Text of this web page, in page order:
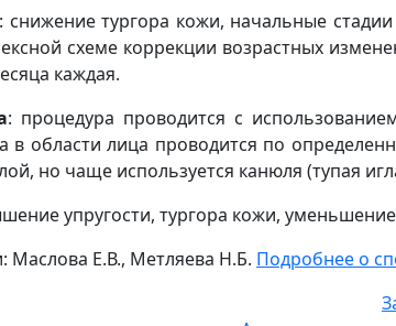
: снижение тургора кожи, начальные
схеме коррекции возрастных
каждая.
: процедура проводится с
в области лица проводится по
но чаще используется канюля (тупая
упругости, тургора кожи,
Маслова Е.В., Метляева Н.Б. Подробнее о